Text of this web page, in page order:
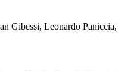
Gibessi, Leonardo Paniccia,